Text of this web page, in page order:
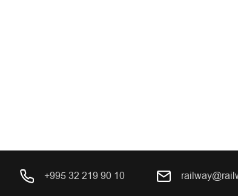
+995 32 219 90 10